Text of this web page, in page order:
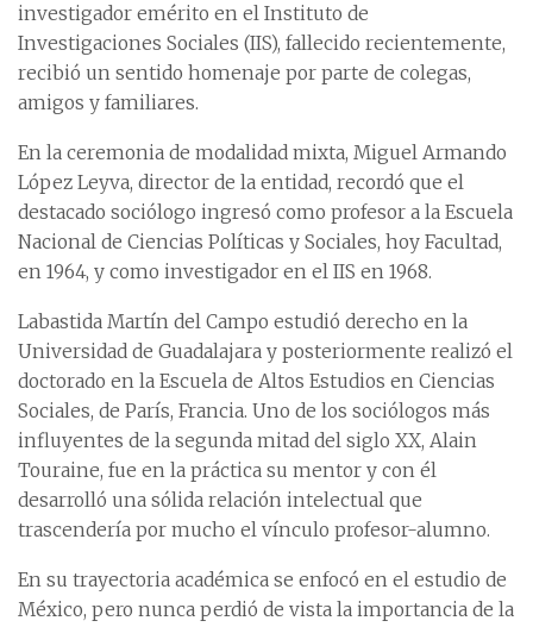
investigador emérito en el Instituto de
Investigaciones Sociales (IIS), fallecido recientemente,
recibió un sentido homenaje por parte de colegas,
amigos y familiares.
En la ceremonia de modalidad mixta, Miguel Armando
López Leyva, director de la entidad, recordó que el
destacado sociólogo ingresó como profesor a la Escuela
Nacional de Ciencias Políticas y Sociales, hoy Facultad,
en 1964, y como investigador en el IIS en 1968.
Labastida Martín del Campo estudió derecho en la
Universidad de Guadalajara y posteriormente realizó el
doctorado en la Escuela de Altos Estudios en Ciencias
Sociales, de París, Francia. Uno de los sociólogos más
influyentes de la segunda mitad del siglo XX, Alain
Touraine, fue en la práctica su mentor y con él
desarrolló una sólida relación intelectual que
trascendería por mucho el vínculo profesor-alumno.
En su trayectoria académica se enfocó en el estudio de
México, pero nunca perdió de vista la importancia de la